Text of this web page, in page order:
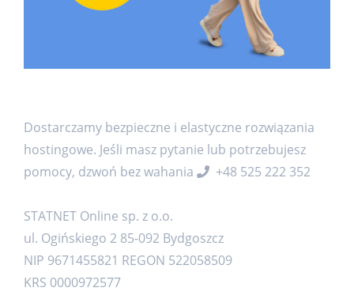
Dostarczamy bezpieczne i elastyczne rozwiązania
hostingowe. Jeśli masz pytanie lub potrzebujesz
pomocy, dzwoń bez wahania
+48 525 222 352
STATNET Online sp. z o.o.
ul. Ogińskiego 2 85-092 Bydgoszcz
NIP 9671455821 REGON 522058509
KRS 0000972577